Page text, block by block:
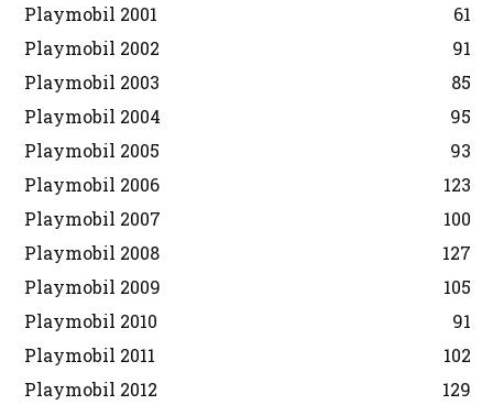
Playmobil 2001
61
Playmobil 2002
91
Playmobil 2003
85
Playmobil 2004
95
Playmobil 2005
93
Playmobil 2006
123
Playmobil 2007
100
Playmobil 2008
127
Playmobil 2009
105
Playmobil 2010
91
Playmobil 2011
102
Playmobil 2012
129